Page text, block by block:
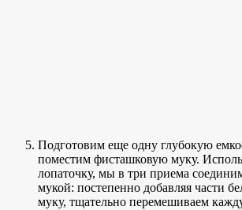
Подготовим еще одну глубокую
поместим фисташковую муку.
лопаточку, мы в три приема
мукой: постепенно добавляя части
муку, тщательно перемешиваем